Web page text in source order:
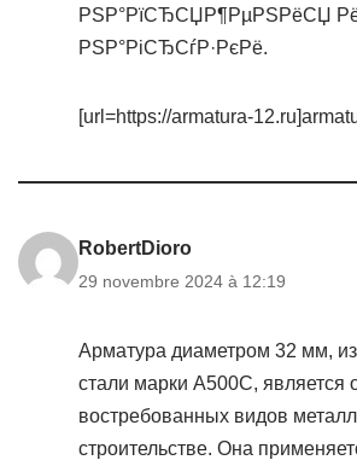
РЅР°РїСЂСЏР¶РµРЅРёСЏ
РЅР°РіСЂСѓР·РєРё.
[url=https://armatura-
RobertDioro
29 novembre 2024 à 12:19
Арматура диаметром 32 мм,
стали марки А500С, является
востребованных видов
строительстве. Она